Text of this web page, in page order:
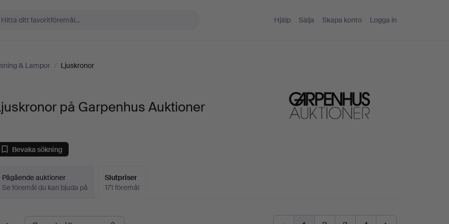
Hjälp Sälja Skapa konto Logga in
& Lampor / Ljuskronor
på Garpenhus Auktioner
Bevaka sökning
Pågående auktioner
Se föremål du kan bjuda på
Slutpriser
171 föremål
Slutpriser